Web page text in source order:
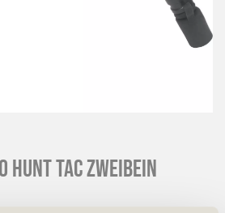
Hunt Tac Zweibein